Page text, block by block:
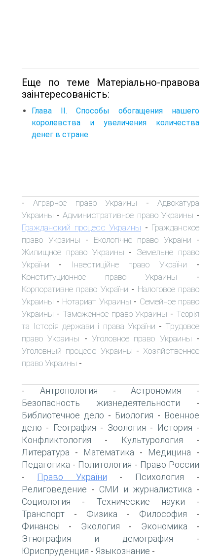
Еще по теме Матеріально-правова
заінтересованість:
Глава II. Способы обогащения нашего
королевства и увеличения количества
денег в стране
-Аграрное право Украины -Адвокатура
Украины -Административное право Украины -
Гражданский процесс Украины - Гражданское
право Украины - Екологічне право України -
Жилищное право Украины - Земельне право
України - Інвестиційне право України -
Конституционное право Украины -
Корпоративне право України - Налоговое право
Украины - Нотариат Украины - Семейное право
Украины - Таможенное право Украины - Теорія
та Історія держави і права України - Трудовое
право Украины -Уголовное право Украины -
Уголовный процесс Украины - Хозяйственное
право Украины -
- Антропология -Астрономия -
Безопасность жизнедеятельности -
Библиотечное дело - Биология - Военное
дело - География - Зоология - История -
Конфликтология - Культурология -
Литература - Математика - Медицина -
Педагогика - Политология - Право России
- Право України - Психология -
Религоведение - СМИ и журналистика -
Социология - Технические науки -
Транспорт - Физика - Философия -
Финансы - Экология - Экономика -
Этнография и демография -
Юриспруденция - Языкознание -